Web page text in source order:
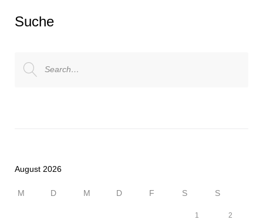
Suche
for:
August 2026
M D M D F S S
1 2